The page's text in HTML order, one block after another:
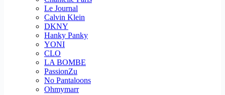
Le Journal
Calvin Klein
DKNY
Hanky Panky
YONI
CLO
LA BOMBE
PassionZu
No Pantaloons
Ohmymarr